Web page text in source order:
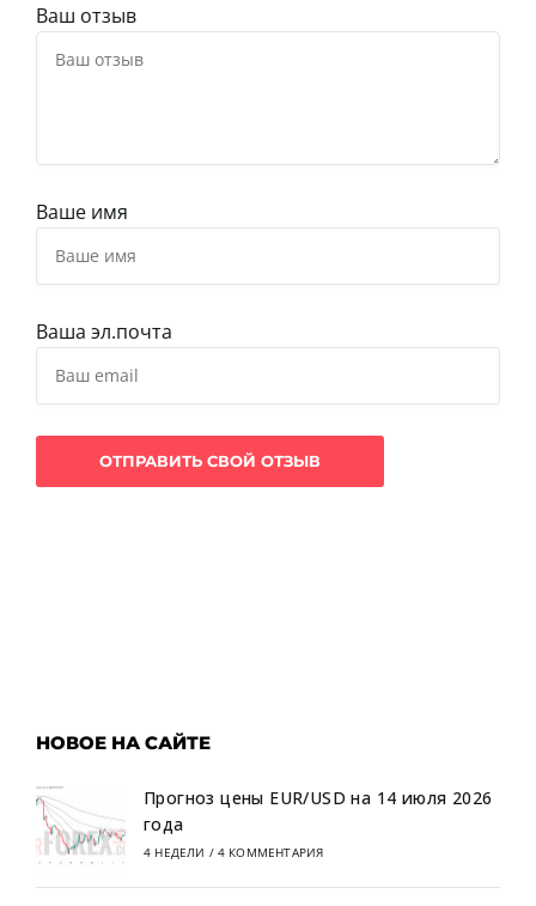
Ваш отзыв
Ваше имя
Ваша эл.почта
НОВОЕ НА САЙТЕ
Прогноз цены EUR/USD на 14 июля 2026
года
4 НЕДЕЛИ / 4 КОММЕНТАРИЯ